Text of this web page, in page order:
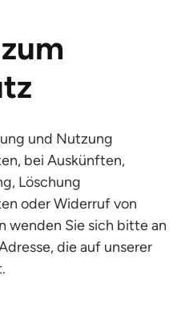
und Nutzung
bei Auskünften,
Löschung
oder Widerruf von
wenden Sie sich bitte an
die auf unserer